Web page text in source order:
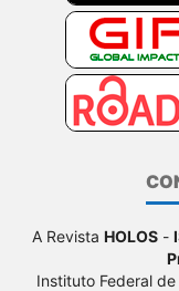
A Revista HOLOS -
Instituto Federal